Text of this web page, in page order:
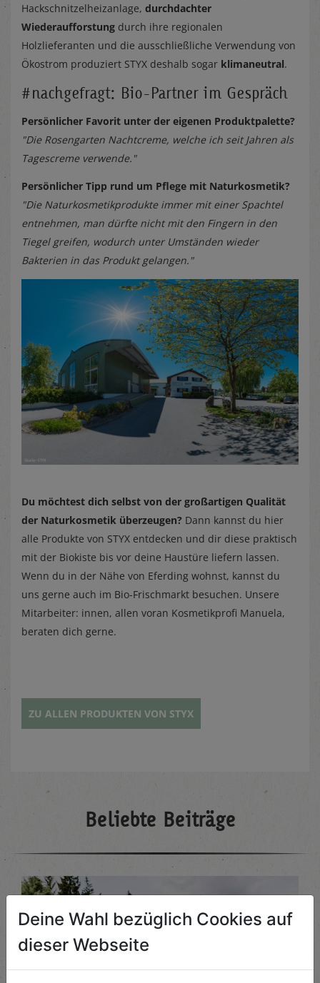
Hackschnitzelheizanlage, durchdachter
Wiederaufforstung durch ihre regionalen
Holzlieferanten und die ausschließliche Verwendung von
Ökostrom produziert STYX deshalb sogar klimaneutral.
#nachgefragt: Bio-Partner im Gespräch
Persönlicher Favorit unter der eigenen Produktpalette?
"Die Rosengarten Nachtcreme, welche ich seit Jahren als
Tagescreme verwende."
Persönlicher Tipp rund um Pflege mit Naturkosmetik?
"Die Naturkosmetikprodukte immer mit einer Spachtel
entnehmen, man dürfte nicht mit den Fingern in den
Tiegel greifen, wodurch unter Umständen wieder
Bakterien in das Produkt gelangen."
Du möchtest dich selbst von der großartigen Qualität
der Naturkosmetik überzeugen? Dann kannst du hier
alle Produkte von STYX entdecken und dir diese praktisch
mit der Biokiste bis vor deine Haustüre liefern lassen.
Wenn du in der Nähe von Eferding wohnst, kannst du
uns gerne auch im Bio-Frischmarkt besuchen. Unsere
Mitarbeiter: innen, allen voran Kosmetikprofi Manuela,
beraten dich gerne.
ZU ALLEN PRODUKTEN VON STYX
Beliebte Beiträge
Deine Wahl bezüglich Cookies auf
dieser Webseite